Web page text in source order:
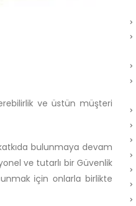
ve üstün müşteri
bulunmaya devam
ve tutarlı bir Güvenlik
için onlarla birlikte